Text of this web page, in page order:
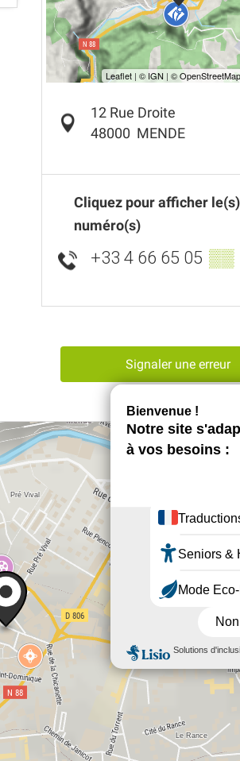
12 Rue Droite
48000 MENDE
Cliquez pour afficher le(s)
numéro(s)
+33 4 66 65 05 ▒▒
Signaler une erreur